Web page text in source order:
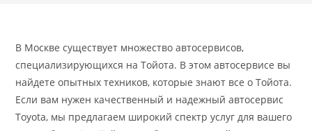
В Москве существует множество автосервисов,
специализирующихся на Тойота. В этом автосервисе вы
найдете опытных техников, которые знают все о Тойота.
Если вам нужен качественный и надежный автосервис
Toyota, мы предлагаем широкий спектр услуг для вашего